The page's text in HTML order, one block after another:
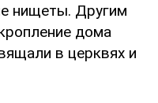
нищеты. Другим
дома
в церквях и